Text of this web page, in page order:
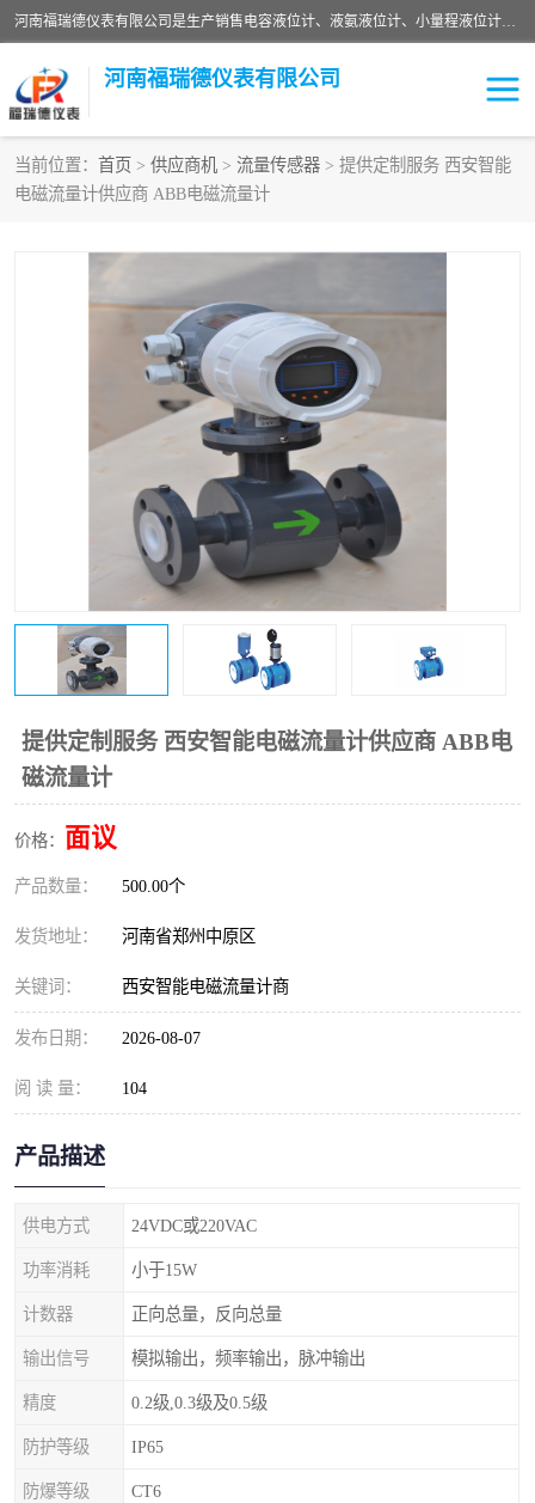
河南福瑞德仪表有限公司是生产销售电容液位计、液氨液位计、小量程液位计定制、智能锅炉水位计、液氮液位计等；并在产品开发、研制的过程中，吸取国内外仪器仪表的技术精华，建立了一支高、精、尖的科研开发队伍，使产品性能不断升级。
河南福瑞德仪表有限公司
当前位置： 首页 > 供应商机 > 流量传感器 > 提供定制服务 西安智能
电磁流量计供应商 ABB电磁流量计
提供定制服务 西安智能电磁流量计供应商 ABB电
磁流量计
价格： 面议
产品数量： 500.00个
发货地址： 河南省郑州中原区
关键词： 西安智能电磁流量计商
发布日期： 2026-08-07
阅 读 量： 104
产品描述
供电方式 24VDC或220VAC
功率消耗 小于15W
计数器 正向总量，反向总量
输出信号 模拟输出，频率输出，脉冲输出
精度 0.2级,0.3级及0.5级
防护等级 IP65
防爆等级 CT6
液位计
压力传感器
液氮液位计
液位计传感器定制
液氨液位计 物位计
测漏仪
锅炉水位计
智能锅炉水位计 电容液位计
流量仪表